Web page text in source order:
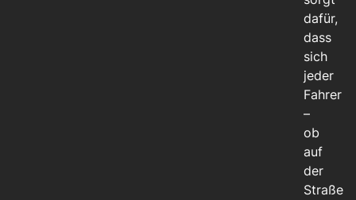
dafür,
dass
sich
jeder
Fahrer
–
ob
auf
der
Straße